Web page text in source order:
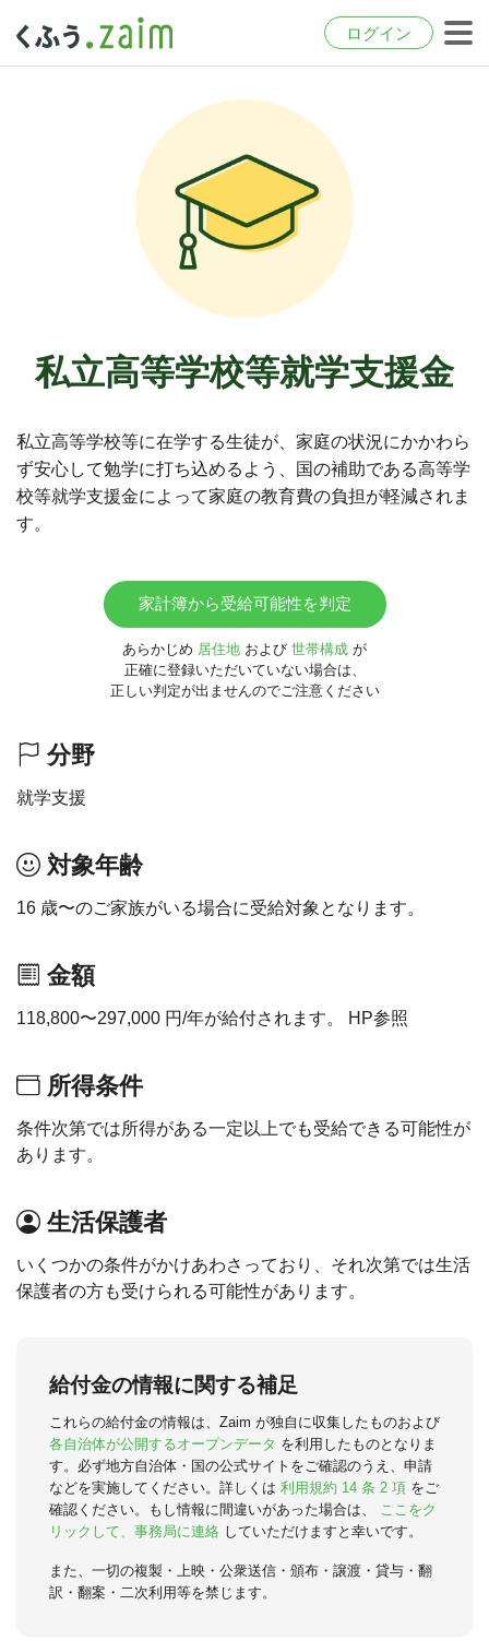
ログイン
私立高等学校等就学支援金
私立高等学校等に在学する生徒が、家庭の状況にかかわら
ず安心して勉学に打ち込めるよう、国の補助である高等学
校等就学支援金によって家庭の教育費の負担が軽減されま
す。
家計簿から受給可能性を判定
あらかじめ 居住地 および 世帯構成 が
正確に登録いただいていない場合は、
正しい判定が出ませんのでご注意ください
分野
就学支援
対象年齢
16 歳〜のご家族がいる場合に受給対象となります。
金額
118,800〜297,000 円/年が給付されます。 HP参照
所得条件
条件次第では所得がある一定以上でも受給できる可能性が
あります。
生活保護者
いくつかの条件がかけあわさっており、それ次第では生活
保護者の方も受けられる可能性があります。
給付金の情報に関する補足
これらの給付金の情報は、Zaim が独自に収集したものおよび
各自治体が公開するオープンデータ を利用したものとなりま
す。必ず地方自治体・国の公式サイトをご確認のうえ、申請
などを実施してください。詳しくは 利用規約 14 条 2 項 をご
確認ください。もし情報に間違いがあった場合は、
ここをク
リックして、事務局に連絡 していただけますと幸いです。
また、一切の複製・上映・公衆送信・頒布・譲渡・貸与・翻
訳・翻案・二次利用等を禁じます。